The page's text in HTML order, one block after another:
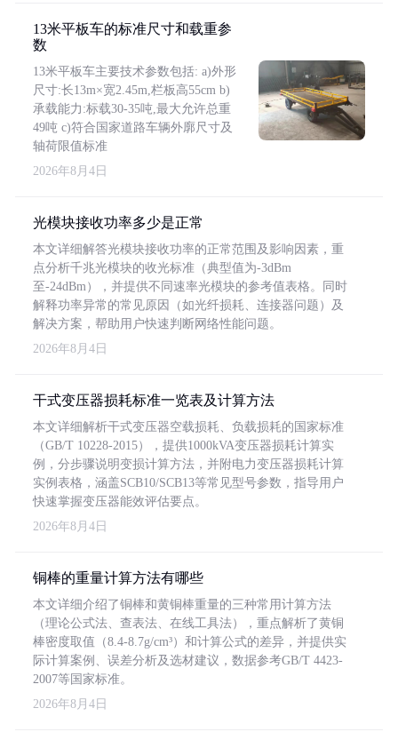
13米平板车的标准尺寸和载重参
数
13米平板车主要技术参数包括: a)外形
尺寸:长13m×宽2.45m,栏板高55cm b)
承载能力:标载30-35吨,最大允许总重
49吨 c)符合国家道路车辆外廓尺寸及
轴荷限值标准
2026年8月4日
光模块接收功率多少是正常
本文详细解答光模块接收功率的正常范围及影响因素，重
点分析千兆光模块的收光标准（典型值为-3dBm
至-24dBm），并提供不同速率光模块的参考值表格。同时
解释功率异常的常见原因（如光纤损耗、连接器问题）及
解决方案，帮助用户快速判断网络性能问题。
2026年8月4日
干式变压器损耗标准一览表及计算方法
本文详细解析干式变压器空载损耗、负载损耗的国家标准
（GB/T 10228-2015），提供1000kVA变压器损耗计算实
例，分步骤说明变损计算方法，并附电力变压器损耗计算
实例表格，涵盖SCB10/SCB13等常见型号参数，指导用户
快速掌握变压器能效评估要点。
2026年8月4日
铜棒的重量计算方法有哪些
本文详细介绍了铜棒和黄铜棒重量的三种常用计算方法
（理论公式法、查表法、在线工具法），重点解析了黄铜
棒密度取值（8.4-8.7g/cm³）和计算公式的差异，并提供实
际计算案例、误差分析及选材建议，数据参考GB/T 4423-
2007等国家标准。
2026年8月4日